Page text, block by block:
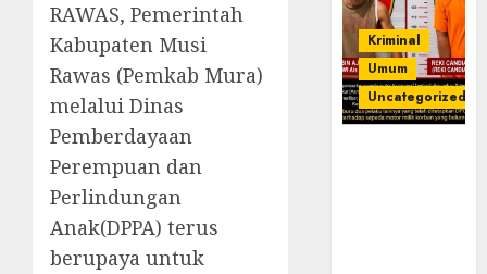
RAWAS, Pemerintah
Kabupaten Musi
Rawas (Pemkab Mura)
melalui Dinas
Pemberdayaan
Perempuan dan
Perlindungan
Anak(DPPA) terus
berupaya untuk
Kriminal
Umum
Uncategorized